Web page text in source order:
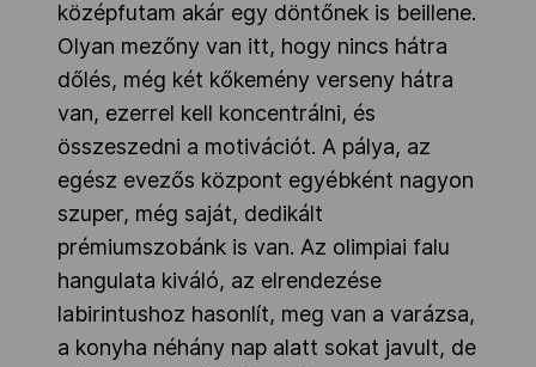
középfutam akár egy döntőnek is beillene.
Olyan mezőny van itt, hogy nincs hátra
dőlés, még két kőkemény verseny hátra
van, ezerrel kell koncentrálni, és
összeszedni a motivációt. A pálya, az
egész evezős központ egyébként nagyon
szuper, még saját, dedikált
prémiumszobánk is van. Az olimpiai falu
hangulata kiváló, az elrendezése
labirintushoz hasonlít, meg van a varázsa,
a konyha néhány nap alatt sokat javult, de